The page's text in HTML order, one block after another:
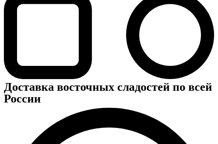
Доставка восточных сладостей по всей
России